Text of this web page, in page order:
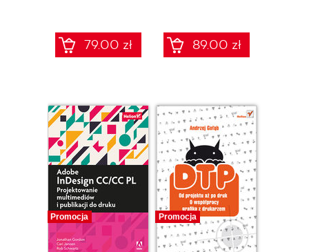
79.00 zł 89.00 zł
Promocja Promocja